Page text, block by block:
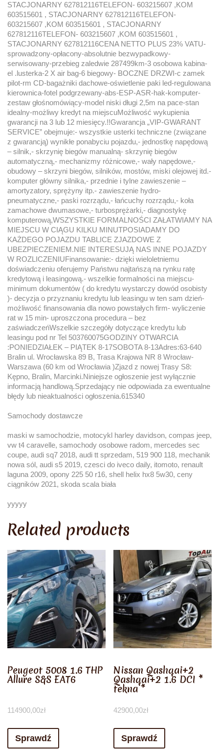
STACJONARNY 627812116TELEFON- 603215607 ,KOM
603515601 , STACJONARNY 627812116TELEFON-
603215607 ,KOM 603515601 , STACJONARNY
627812116TELEFON- 603215607 ,KOM 603515601 ,
STACJONARNY 627812116CENA NETTO PLUS 23% VATU-
sprowadzony-opłacony-absolutnie bezwypadkowy-
serwisowany-przebieg zaledwie 287499km-3 osobowa kabina-
el .lusterka-2 X air bag-6 biegowy- BOCZNE DRZWI-c zamek
pilot-rm CD-bagażniki dachowe-oświetlenie paki led-regulowana
kierownica-fotel podgrzewany-abs-ESP-ASR-hak-komputer-
zestaw głośnomówiący-model niski długi 2,5m na pace-stan
idealny-możliwy kredyt na miejscuMożliwość wykupienia
gwarancji na 3 lub 12 miesięcy.!!Gwarancja „VIP-GWARANT
SERVICE” obejmuje:- wszystkie usterki techniczne (związane
z gwarancją) wynikłe ponabyciu pojazdu,- jednostkę napędową
– silnik,- skrzynię biegów manualną- skrzynię biegów
automatyczną,- mechanizmy różnicowe,- wały napędowe,-
obudowy – skrzyni biegów, silników, mostów, miski olejowej itd.-
komputer główny silnika,- przednie i tylne zawieszenie –
amortyzatory, sprężyny itp.- zawieszenie hydro-
pneumatyczne,- paski rozrządu,- łańcuchy rozrządu,- koła
zamachowe dwumasowe,- turbosprężarki,- diagnostykę
komputerową,WSZYSTKIE FORMALNOŚCI ZAŁATWIAMY NA
MIEJSCU W CIĄGU KILKU MINUTPOSIADAMY DO
KAŻDEGO POJAZDU TABLICE ZJAZDOWE Z
UBEZPIECZENIEM.NIE INTERESUJĄ NAS INNE POJAZDY
W ROZLICZENIUFinansowanie:- dzięki wieloletniemu
doświadczeniu oferujemy Państwu najtańszą na rynku ratę
kredytową i leasingową.- wszelkie formalności na miejscu-
minimum dokumentów ( do kredytu wystarczy dowód osobisty
)- decyzja o przyznaniu kredytu lub leasingu w ten sam dzień-
możliwość finansowania dla nowo powstałych firm- wyliczenie
rat w 15 min- uproszczona procedura – bez
zaświadczeńWszelkie szczegóły dotyczące kredytu lub
leasingu pod nr Tel 503760075GODZINY OTWARCIA
:PONIEDZIAŁEK – PIĄTEK 8-17SOBOTA 8-13Adres:63-640
Bralin ul. Wrocławska 89 B, Trasa Krajowa NR 8 Wrocław-
Warszawa (60 km od Wrocławia )Zjazd z nowej Trasy S8:
Kępno, Bralin, Marcinki.Niniejsze ogłoszenie jest wyłącznie
informacją handlową.Sprzedający nie odpowiada za ewentualne
błędy lub nieaktualności ogłoszenia.615340
Samochody dostawcze
maski w samochodzie, motocykl harley davidson, compas jeep,
vw t4 caravelle, samochody osobowe radom, mercedes sec
coupe, audi sq7 2018, audi tt sprzedam, 519 900 118, mechanik
nowa sól, audi s5 2019, czesci do iveco daily, itomoto, renault
laguna 2009, opony 225 50 r16, shell helix hx8 5w30, ceny
ciągników 2021, skoda scala biała
yyyyy
Related products
Peugeot 5008 1.6 THP
Allure S&S EAT6
114900,00zł
Sprawdź
Nissan Qashqai+2
Qashqai+2 1.6 DCI *
tekna *
42900,00zł
Sprawdź